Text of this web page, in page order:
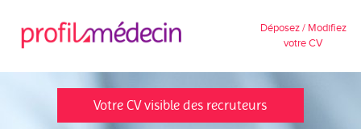
Déposez / Modifiez
votre CV
Votre CV visible des recruteurs